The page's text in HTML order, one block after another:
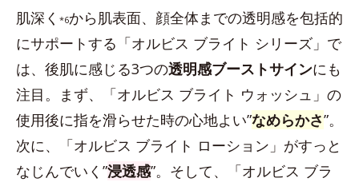
肌深く *6から肌表面、顔全体までの透明感を包括的
にサポートする「オルビス ブライト シリーズ」で
は、後肌に感じる3つの透明感ブーストサインにも
注目。まず、「オルビス ブライト ウォッシュ」の
使用後に指を滑らせた時の心地よい”なめらかさ”。
次に、「オルビス ブライト ローション」がすっと
なじんでいく”浸透感”。そして、「オルビス ブラ